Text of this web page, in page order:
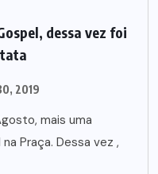
dessa vez foi
2019
mais uma
Praça. Dessa vez ,